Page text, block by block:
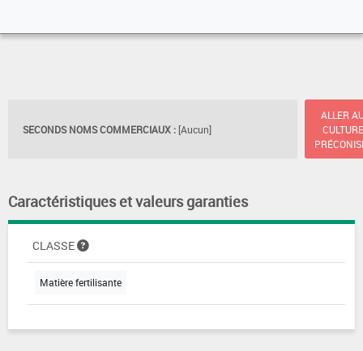
SECONDS NOMS COMMERCIAUX : [Aucun]
ALLER
Caractéristiques et valeurs garanties
CLASSE
Matière fertilisante